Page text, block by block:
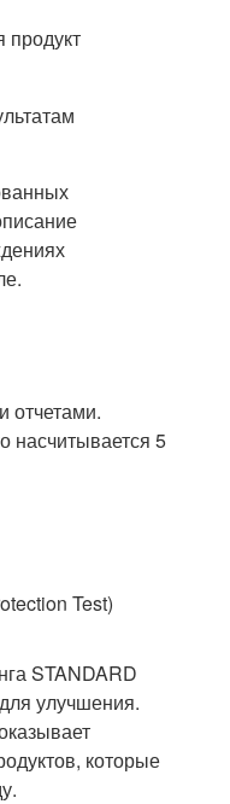
отчетами.
насчитывается 5
Test)
STANDARD
улучшения.
которые